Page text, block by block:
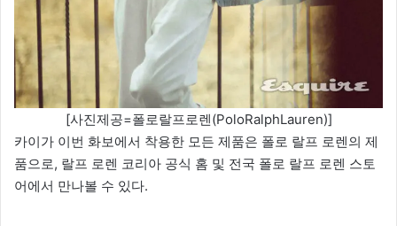
[사진제공=폴로랄프로렌(PoloRalphLauren)]
카이가 이번 화보에서 착용한 모든 제품은 폴로 랄프 로렌의 제
품으로, 랄프 로렌 코리아 공식 홈 및 전국 폴로 랄프 로렌 스토
어에서 만나볼 수 있다.